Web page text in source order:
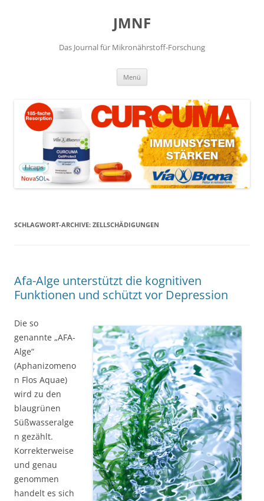
JMNF
Das Journal für Mikronährstoff-Forschung
Menü
SCHLAGWORT-ARCHIVE: ZELLSCHÄDIGUNGEN
Afa-Alge unterstützt die kognitiven
Funktionen und schützt vor Depression
Die so
genannte „AFA-
Alge“
(Aphanizomeno
n Flos Aquae)
wird zu den
blaugrünen
Süßwasseralge
n gezählt.
Korrekterweise
und genau
genommen
handelt es sich